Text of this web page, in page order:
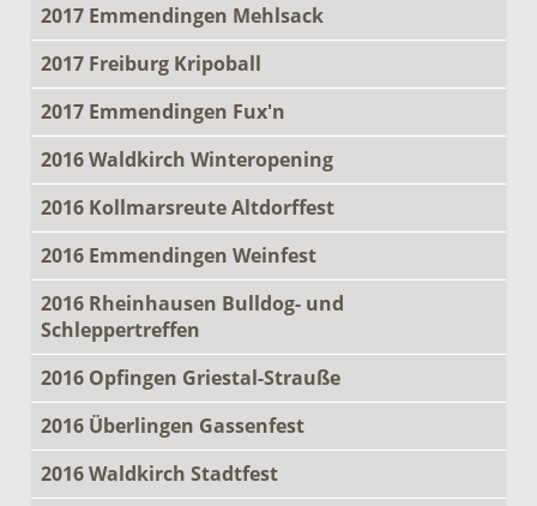
2017 Emmendingen Mehlsack
2017 Freiburg Kripoball
2017 Emmendingen Fux'n
2016 Waldkirch Winteropening
2016 Kollmarsreute Altdorffest
2016 Emmendingen Weinfest
2016 Rheinhausen Bulldog- und
Schleppertreffen
2016 Opfingen Griestal-Strauße
2016 Überlingen Gassenfest
2016 Waldkirch Stadtfest